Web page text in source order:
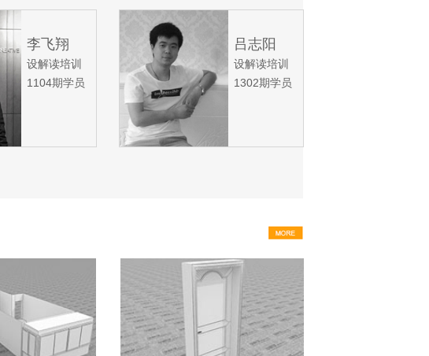
李飞翔
设解读培训
1104期学员
吕志阳
设解读培训
1302期学员